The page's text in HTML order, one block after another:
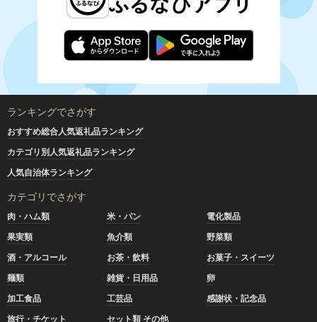
ランキングでさがす
おすすめ総合人気返礼品ランキング
カテゴリ別人気返礼品ランキング
人気自治体ランキング
カテゴリでさがす
肉・ハム類 米・パン
電化製品
果実類
魚介類
野菜類
酒・アルコール
お茶・飲料
お菓子・スイーツ
麺類
雑貨・日用品
卵
加工食品
工芸品
感謝状・記念品
旅行・チケット
セット類 その他